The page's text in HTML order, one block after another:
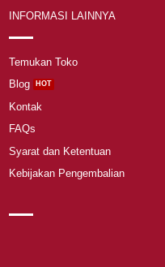
INFORMASI LAINNYA
Temukan Toko
Blog
Kontak
FAQs
Syarat dan Ketentuan
Kebijakan Pengembalian